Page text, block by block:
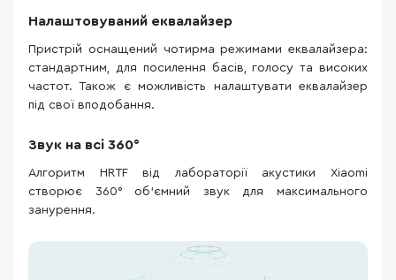
Налаштовуваний еквалайзер
Пристрій оснащений чотирма режимами еквалайзера:
стандартним, для посилення басів, голосу та високих
частот. Також є можливість налаштувати еквалайзер
під свої вподобання.
Звук на всі 360°
Алгоритм HRTF від лабораторії акустики Xiaomi
створює 360° об'ємний звук для максимального
занурення.